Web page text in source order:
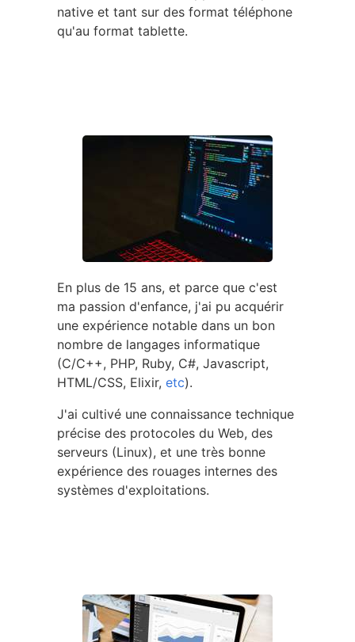
native et tant sur des format téléphone
qu'au format tablette.
En plus de 15 ans, et parce que c'est
ma passion d'enfance, j'ai pu acquérir
une expérience notable dans un bon
nombre de langages informatique
(C/C++, PHP, Ruby, C#, Javascript,
HTML/CSS, Elixir, etc).
J'ai cultivé une connaissance technique
précise des protocoles du Web, des
serveurs (Linux), et une très bonne
expérience des rouages internes des
systèmes d'exploitations.